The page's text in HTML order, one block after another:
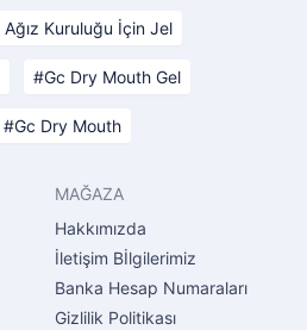
Kuruluğu İçin Jel
Gc Dry Mouth Gel
Gc Dry Mouth
MAĞAZA
Hakkımızda
İletişim Bİlgilerimiz
Banka Hesap Numaraları
Gizlilik Politikası